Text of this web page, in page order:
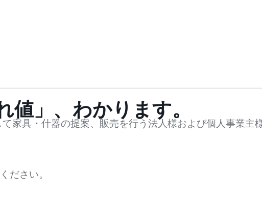
値」、わかります。
家具・什器の提案、販売を行う法人様および個人事業主
ださい。